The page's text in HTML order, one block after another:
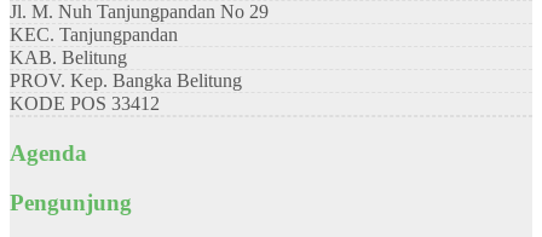
Jl. M. Nuh Tanjungpandan No 29
KEC. Tanjungpandan
KAB. Belitung
PROV. Kep. Bangka Belitung
KODE POS 33412
Agenda
Pengunjung